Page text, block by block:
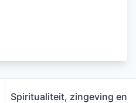
Spiritualiteit, zingeving en